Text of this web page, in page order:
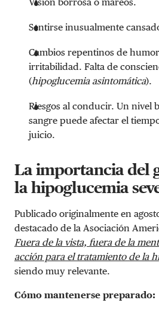
Sentirse inusualmente
Cambios repentinos de
irritabilidad. Falta de
(hipoglucemia asintomática).
Riesgos al conducir. Un nivel
sangre puede afectar el
juicio.
La importancia del
la hipoglucemia
Publicado originalmente en
destacado de la Asociación
Fuera de la vista, fuera de la
acción para el tratamiento de la
siendo muy relevante.
Cómo mantenerse preparado: